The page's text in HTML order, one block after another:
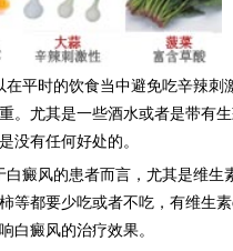
时的饮食当中避免吃辛辣刺
。尤其是一些酒水或者是带有
没有任何好处的。
风的患者而言，尤其是维生
等都要少吃或者不吃，有维生
白癜风的治疗效果。